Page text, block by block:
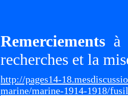
Remerciements à
recherches et la
http://pages14-
marine/marine-1914-1918/